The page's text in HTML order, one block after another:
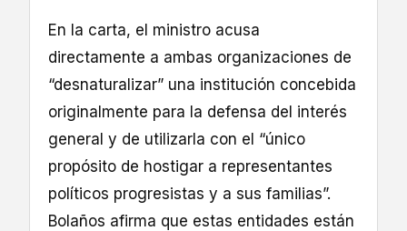
En la carta, el ministro acusa
directamente a ambas organizaciones de
“desnaturalizar” una institución concebida
originalmente para la defensa del interés
general y de utilizarla con el “único
propósito de hostigar a representantes
políticos progresistas y a sus familias”.
Bolaños afirma que estas entidades están